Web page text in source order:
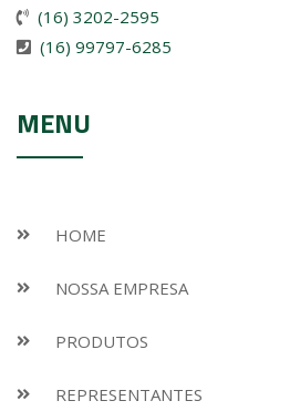
(16) 3202-2595
(16) 99797-6285
MENU
HOME
NOSSA EMPRESA
PRODUTOS
REPRESENTANTES